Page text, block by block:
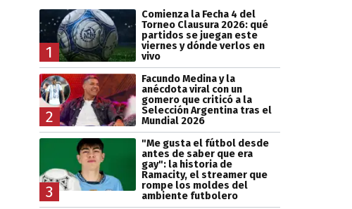
1
Comienza la Fecha 4 del
Torneo Clausura 2026: qué
partidos se juegan este
viernes y dónde verlos en
vivo
2
Facundo Medina y la
anécdota viral con un
gomero que criticó a la
Selección Argentina tras el
Mundial 2026
3
"Me gusta el fútbol desde
antes de saber que era
gay": la historia de
Ramacity, el streamer que
rompe los moldes del
ambiente futbolero